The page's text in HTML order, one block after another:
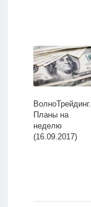
ВолноТрейдинг.
Планы на
неделю
(16.09.2017)